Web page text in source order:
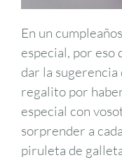
En un
especial, por eso
dar la sugerencia
regalito por
especial con
sorprender a
piruleta de